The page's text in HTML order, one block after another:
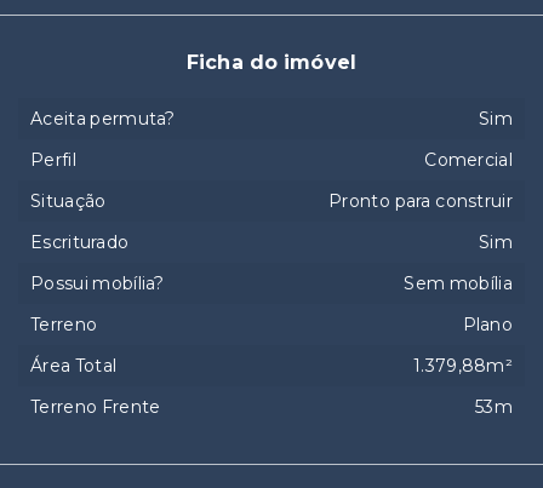
Ficha do imóvel
Aceita permuta?
Sim
Perfil
Comercial
Situação
Pronto para construir
Escriturado
Sim
Possui mobília?
Sem mobília
Terreno
Plano
Área Total
1.379,88m²
Terreno Frente
53m